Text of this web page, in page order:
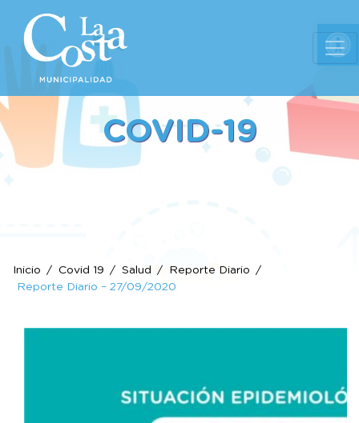
COVID-19
Inicio Covid 19 Salud
Reporte Diario
Reporte Diario – 27/09/2020